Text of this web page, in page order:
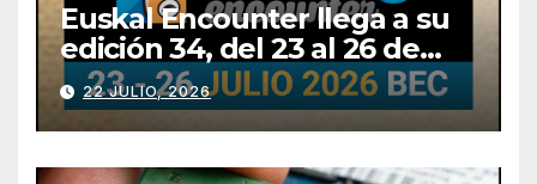
Euskal Encounter llega a su
edición 34, del 23 al 26 de
julio
22 JULIO, 2026